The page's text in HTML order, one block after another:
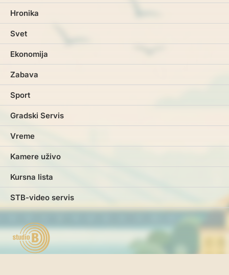
Hronika
Svet
Ekonomija
Zabava
Sport
Gradski Servis
Vreme
Kamere uživo
Kursna lista
STB-video servis